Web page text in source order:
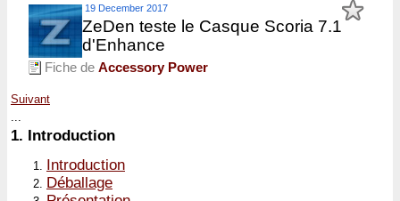
19 December 2017
ZeDen teste le Casque Scoria 7.1
d'Enhance
Fiche de Accessory Power
Suivant
...
1. Introduction
Introduction
Déballage